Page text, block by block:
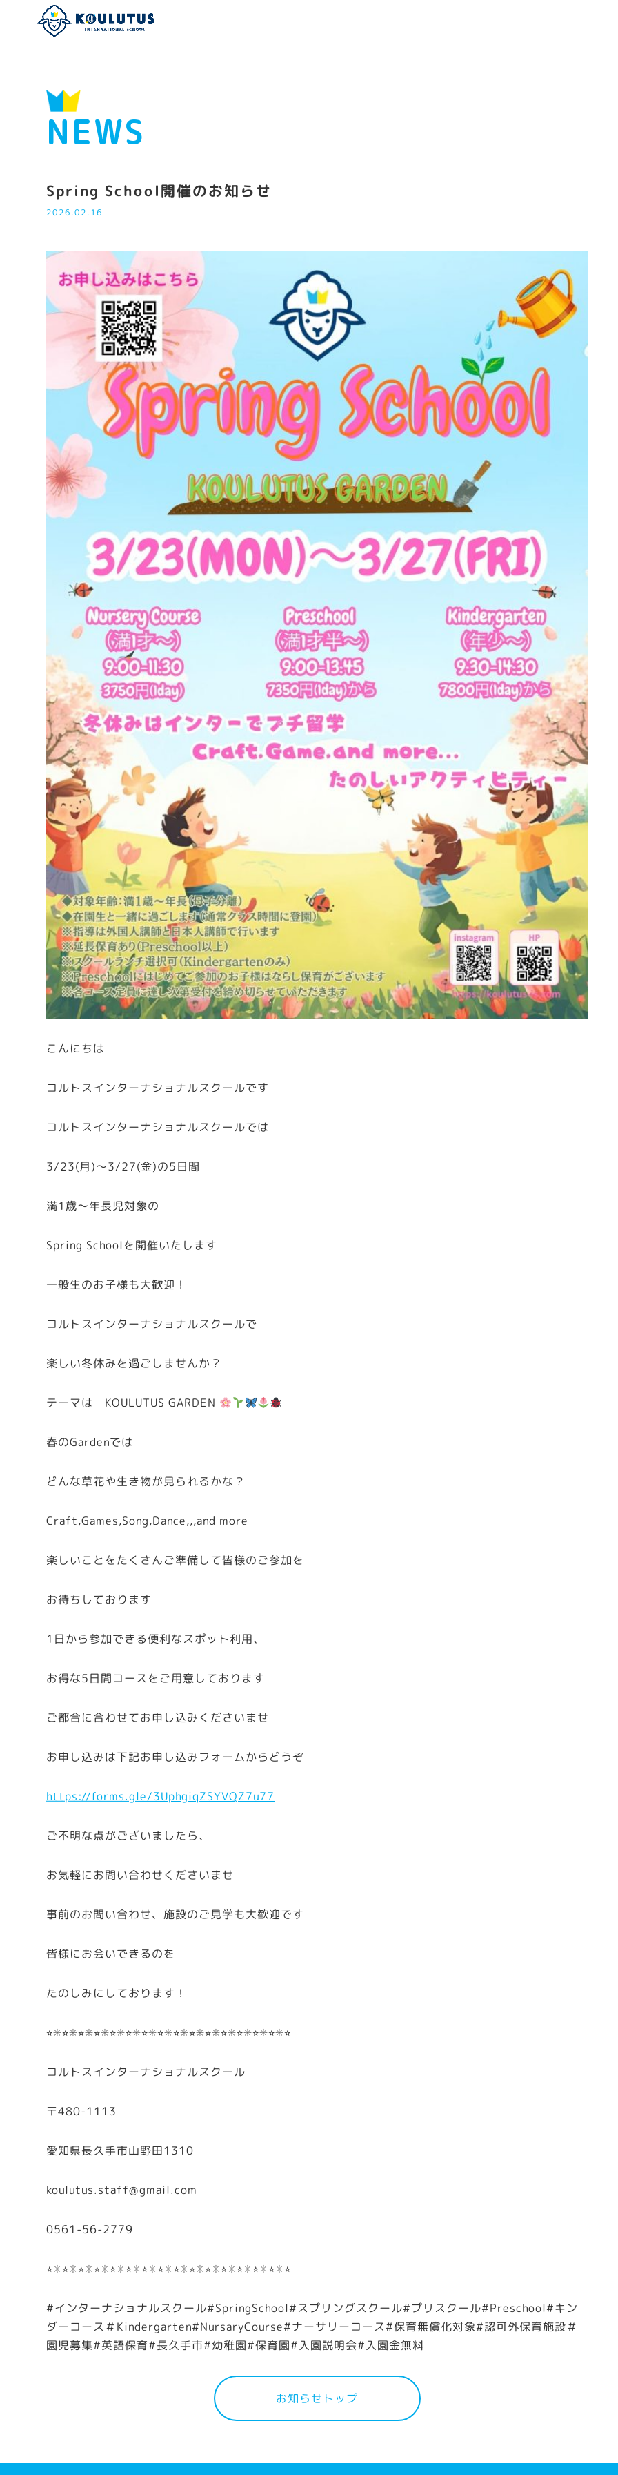
NEWS
Spring School開催のお知らせ
2026.02.16
こんにちは
コルトスインターナショナルスクールです
コルトスインターナショナルスクールでは
3/23(月)～3/27(金)の5日間
満1歳～年長児対象の
Spring Schoolを開催いたします
一般生のお子様も大歓迎！
コルトスインターナショナルスクールで
楽しい冬休みを過ごしませんか？
テーマは KOULUTUS GARDEN
春のGardenでは
どんな草花や生き物が見られるかな？
Craft,Games,Song,Dance,,,and more
楽しいことをたくさんご準備して皆様のご参加を
お待ちしております
1日から参加できる便利なスポット利用、
お得な5日間コースをご用意しております
ご都合に合わせてお申し込みくださいませ
お申し込みは下記お申し込みフォームからどうぞ
https://forms.gle/3UphgiqZSYVQZ7u77
ご不明な点がございましたら、
お気軽にお問い合わせくださいませ
事前のお問い合わせ、施設のご見学も大歓迎です
皆様にお会いできるのを
たのしみにしております！
⭐︎✳︎⭐︎✳︎⭐︎✳︎⭐︎✳︎⭐︎✳︎⭐︎✳︎⭐︎✳︎⭐︎✳︎⭐︎✳︎⭐︎✳︎⭐︎✳︎⭐︎✳︎⭐︎✳︎⭐︎✳︎⭐︎✳︎⭐︎
コルトスインターナショナルスクール
〒480-1113
愛知県長久手市山野田1310
koulutus.staff@gmail.com
0561-56-2779
⭐︎✳︎⭐︎✳︎⭐︎✳︎⭐︎✳︎⭐︎✳︎⭐︎✳︎⭐︎✳︎⭐︎✳︎⭐︎✳︎⭐︎✳︎⭐︎✳︎⭐︎✳︎⭐︎✳︎⭐︎✳︎⭐︎✳︎⭐︎
#インターナショナルスクール#SpringSchool#スプリングスクール#プリスクール#Preschool#キン
ダーコース＃Kindergarten#NursaryCourse#ナーサリーコース#保育無償化対象#認可外保育施設＃
園児募集#英語保育#長久手市#幼稚園#保育園#入園説明会#入園金無料
お知らせトップ